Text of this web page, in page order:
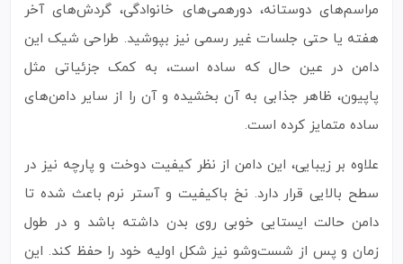
مراسم‌های دوستانه، دورهمی‌های خانوادگی، گردش‌های آخر
هفته یا حتی جلسات غیر رسمی نیز بپوشید. طراحی شیک این
دامن در عین حال که ساده است، به کمک جزئیاتی مثل
پاپیون، ظاهر جذابی به آن بخشیده و آن را از سایر دامن‌های
ساده متمایز کرده است.
علاوه بر زیبایی، این دامن از نظر کیفیت دوخت و پارچه نیز در
سطح بالایی قرار دارد. نخ باکیفیت و آستر نرم باعث شده تا
دامن حالت ایستایی خوبی روی بدن داشته باشد و در طول
زمان و پس از شست‌وشو نیز شکل اولیه خود را حفظ کند. این